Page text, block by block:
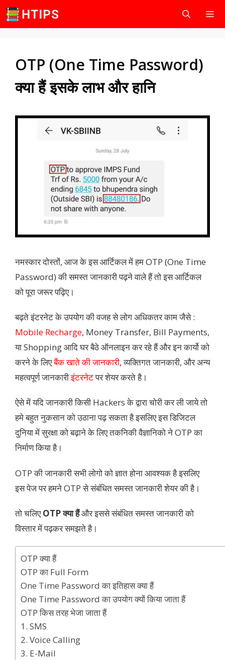
Skip
to
OTP (One Time Password)
क्या हैं इसके लाभ और हानि
नमस्कार दोस्तों, आज के इस आर्टिकल में हम OTP (One Time
Password) की समस्त जानकारी पढ़ने वाले हैं तो इस आर्टिकल
को पूरा जरूर पढ़िए।
बढ़ते इंटरनेट के उपयोग की वजह से लोग अधिकतर काम जैसे :
Mobile Recharge, Money Transfer, Bill Payments,
या Shopping आदि घर बैठे ऑनलाइन कर रहे हैं और इन कार्यो को
करने के लिएबैंक खाते की जानकारी, व्यक्तिगत जानकारी, और अन्य
महत्वपूर्ण जानकारीइंटरनेटपर शेयर करते है।
ऐसे में यदि जानकारी किसी Hackers के द्वारा चोरी कर ली जाये तो
हमे बहुत नुकसान को उठाना पढ़ सकता है इसलिए इस डिजिटल
दुनिया में सुरक्षा को बढ़ाने के लिए तकनिकी वैज्ञानिको ने OTP का
निर्माण किया है।
OTP की जानकारी सभी लोगो को ज्ञात होना आवश्यक है इसलिए
इस पेज पर हमने OTP से संबंधित समस्त जानकारी शेयर की है।
तो चलिएOTP क्या हैंऔर इससे संबंधित समस्त जानकारी को
विस्तार में पढ़कर समझते है।
OTP क्या हैं
OTP का Full Form
One Time Password का इतिहास क्या हैं
One Time Password का उपयोग क्यों किया जाता हैं
OTP किस तरह भेजा जाता हैं
1. SMS
2. Voice Calling
3. E-Mail